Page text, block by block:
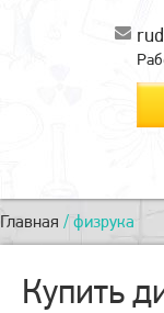
Главная / физрука
Купить